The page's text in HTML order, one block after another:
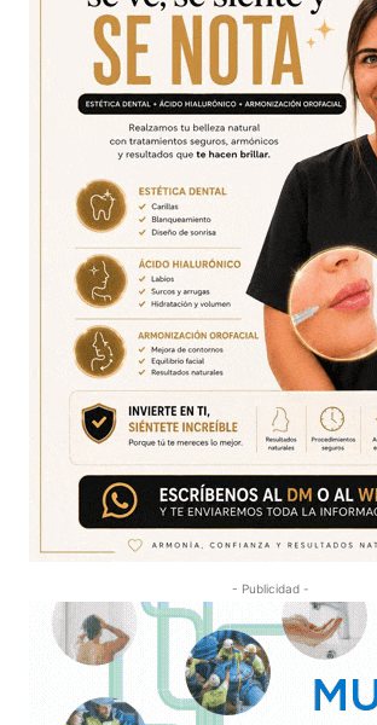
- Publicidad -